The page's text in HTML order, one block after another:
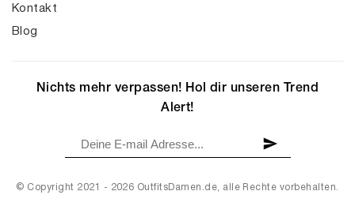
Kontakt
Blog
© Copyright 2021 - 2026 OutfitsDamen.de, alle Rechte vorbehalten.
Nichts mehr verpassen! Hol dir unseren Trend
Alert!